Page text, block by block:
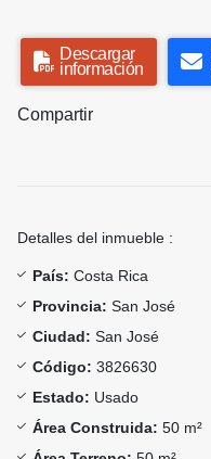
Descargar
información
Compartir
Detalles del inmueble :
País: Costa Rica
Provincia: San José
Ciudad: San José
Código: 3826630
Estado: Usado
Área Construida: 50 m²